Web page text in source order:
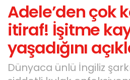
Adele’den çok
itiraf! İşitme
yaşadığını
Dünyaca ünlü İngiliz